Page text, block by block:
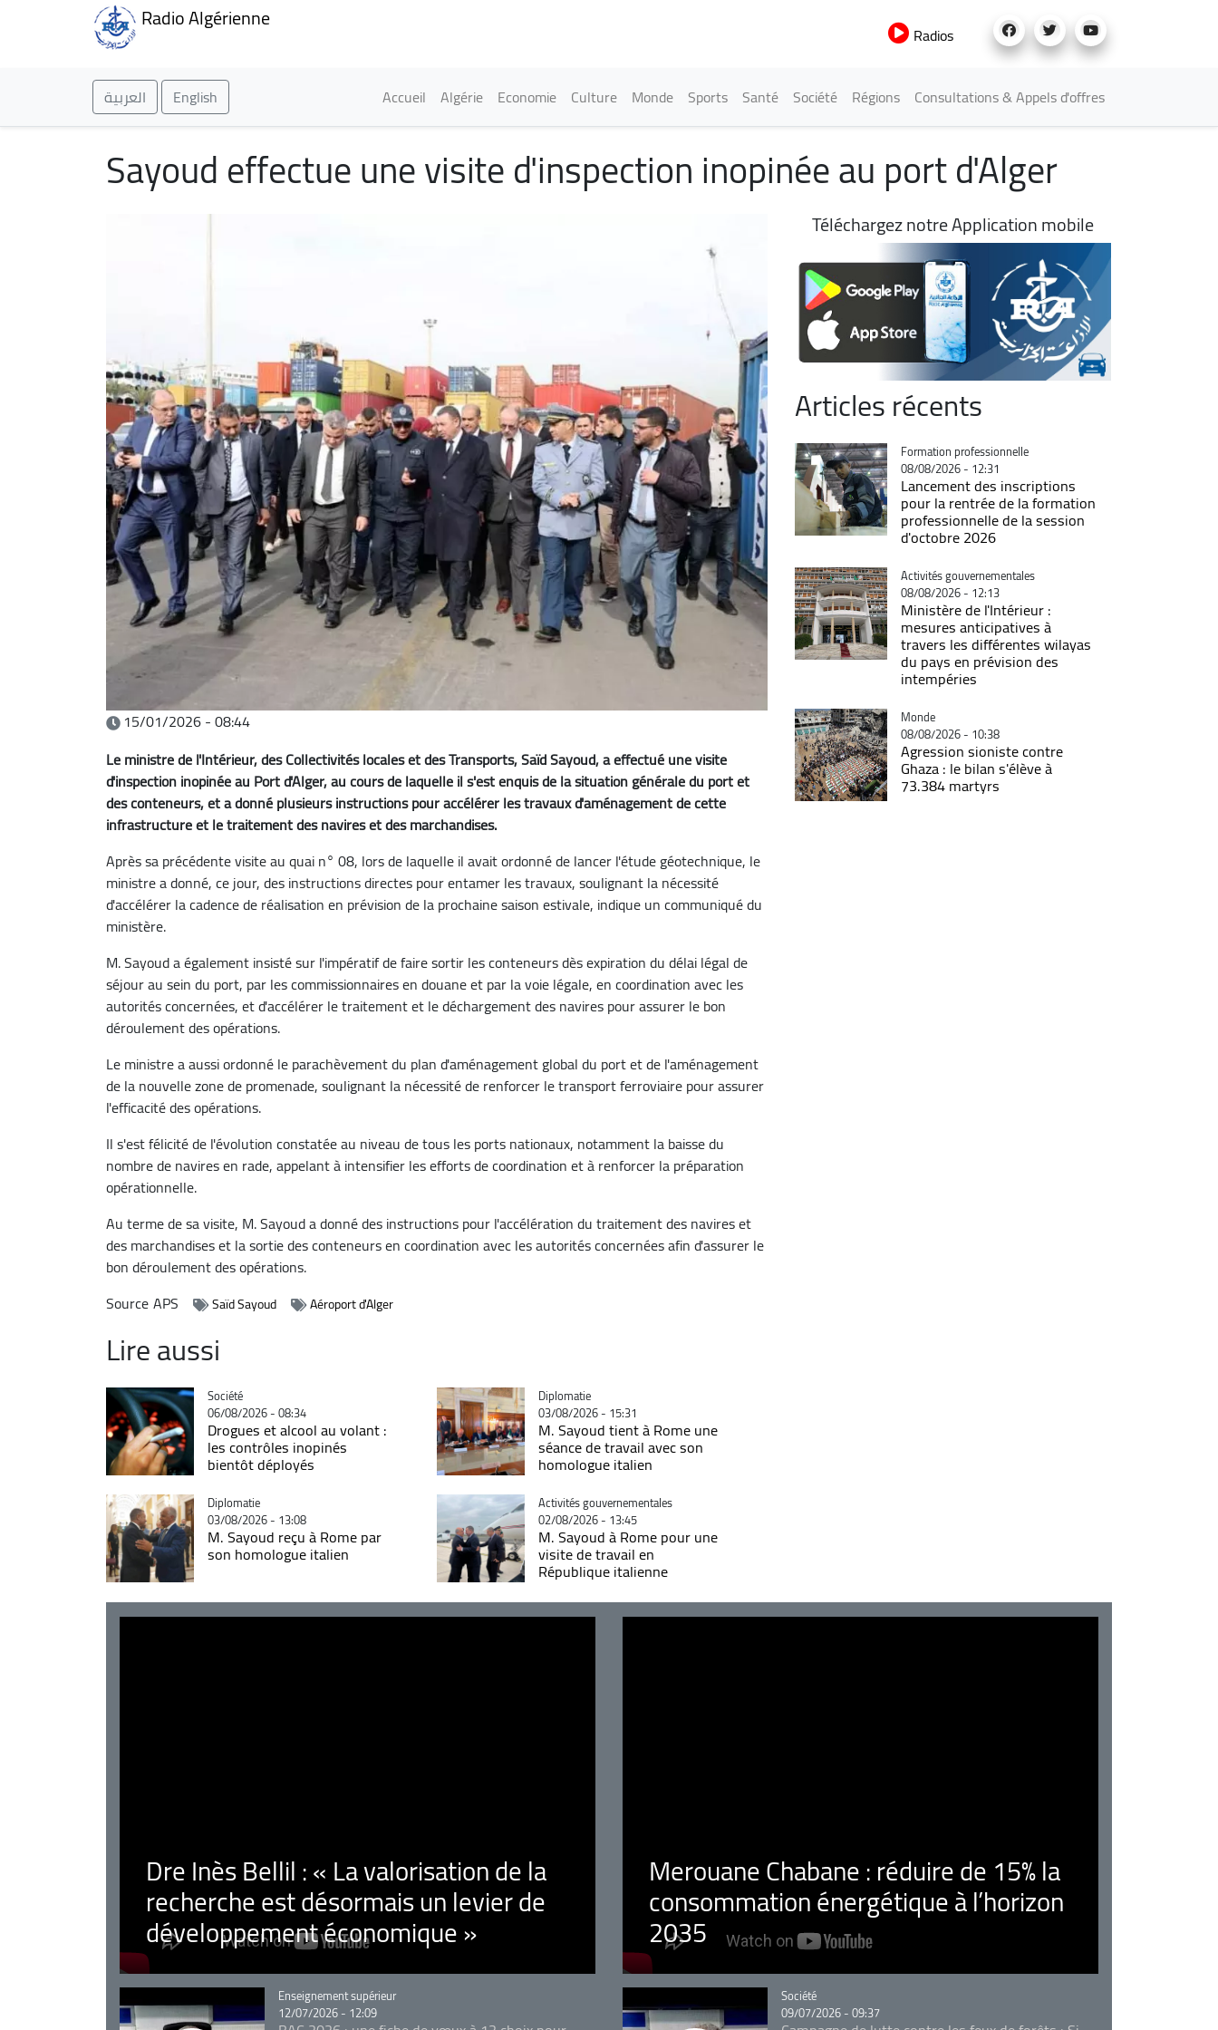
Radio Algérienne
Radios
العربية English Main navigation
Accueil Algérie Economie Culture Monde Sports Santé Société Régions Consultations & Appels d'offres
Sayoud effectue une visite d'inspection inopinée au port d'Alger
15/01/2026 - 08:44
Le ministre de l'Intérieur, des Collectivités locales et des Transports, Saïd Sayoud, a effectué une visite
d'inspection inopinée au Port d'Alger, au cours de laquelle il s'est enquis de la situation générale du port et
des conteneurs, et a donné plusieurs instructions pour accélérer les travaux d'aménagement de cette
infrastructure et le traitement des navires et des marchandises.
Après sa précédente visite au quai n° 08, lors de laquelle il avait ordonné de lancer l'étude géotechnique, le
ministre a donné, ce jour, des instructions directes pour entamer les travaux, soulignant la nécessité
d'accélérer la cadence de réalisation en prévision de la prochaine saison estivale, indique un communiqué du
ministère.
M. Sayoud a également insisté sur l'impératif de faire sortir les conteneurs dès expiration du délai légal de
séjour au sein du port, par les commissionnaires en douane et par la voie légale, en coordination avec les
autorités concernées, et d'accélérer le traitement et le déchargement des navires pour assurer le bon
déroulement des opérations.
Le ministre a aussi ordonné le parachèvement du plan d'aménagement global du port et de l'aménagement
de la nouvelle zone de promenade, soulignant la nécessité de renforcer le transport ferroviaire pour assurer
l'efficacité des opérations.
Il s'est félicité de l'évolution constatée au niveau de tous les ports nationaux, notamment la baisse du
nombre de navires en rade, appelant à intensifier les efforts de coordination et à renforcer la préparation
opérationnelle.
Au terme de sa visite, M. Sayoud a donné des instructions pour l'accélération du traitement des navires et
des marchandises et la sortie des conteneurs en coordination avec les autorités concernées afin d'assurer le
bon déroulement des opérations.
SourceAPS Saïd Sayoud Aéroport d'Alger
Lire aussi
Catégorie
Société
06/08/2026 - 08:34
Drogues et alcool au volant :
les contrôles inopinés
bientôt déployés
Catégorie
Diplomatie
03/08/2026 - 15:31
M. Sayoud tient à Rome une
séance de travail avec son
homologue italien
Catégorie
Diplomatie
03/08/2026 - 13:08
M. Sayoud reçu à Rome par
son homologue italien
Catégorie
Activités gouvernementales
02/08/2026 - 13:45
M. Sayoud à Rome pour une
visite de travail en
République italienne
Téléchargez notre Application mobile
Articles récents
Catégorie
Formation professionnelle
08/08/2026 - 12:31
Lancement des inscriptions
pour la rentrée de la formation
professionnelle de la session
d'octobre 2026
Catégorie
Activités gouvernementales
08/08/2026 - 12:13
Ministère de l'Intérieur :
mesures anticipatives à
travers les différentes wilayas
du pays en prévision des
intempéries
Catégorie
Monde
08/08/2026 - 10:38
Agression sioniste contre
Ghaza : le bilan s'élève à
73.384 martyrs
Dre Inès Bellil : « La valorisation de la
recherche est désormais un levier de
développement économique »
Merouane Chabane : réduire de 15% la
consommation énergétique à l’horizon
2035
Catégorie
Enseignement supérieur
12/07/2026 - 12:09
Catégorie
Société
09/07/2026 - 09:37